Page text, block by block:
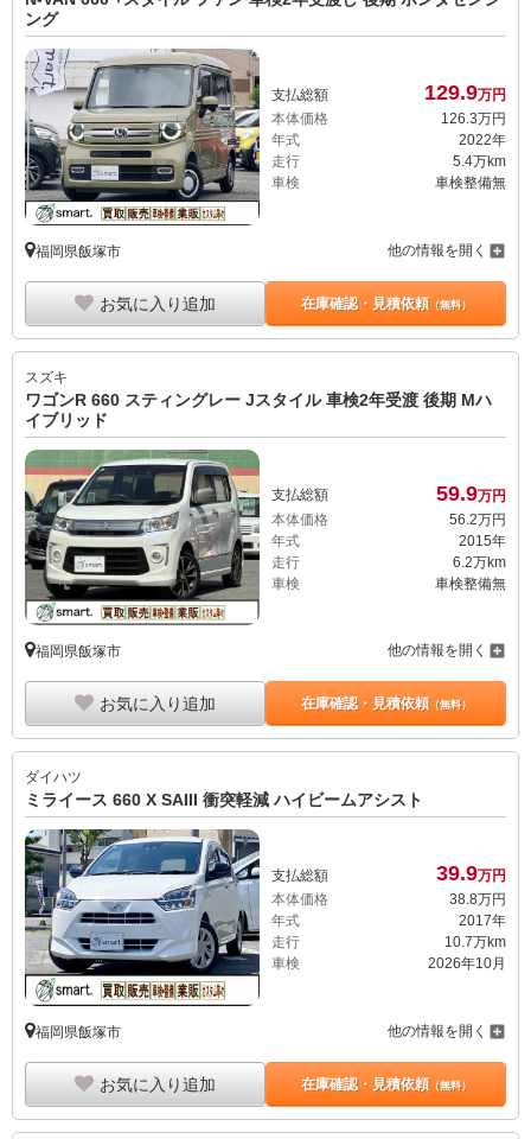
ング
支払総額 129.9万円
本体価格
126.3万円
年式
2022年
走行
5.4万km
車検
車検整備無
福岡県飯塚市 他の情報を開く
お気に入り追加 在庫確認・見積依頼（無料）
スズキ
ワゴンR 660 スティングレー Jスタイル 車検2年受渡 後期 Mハ
イブリッド
支払総額 59.9万円
本体価格
56. 2万円
年式
2015年
走行
6.2万km
車検
車検整備無
福岡県飯塚市 他の情報を開く
お気に入り追加 在庫確認・見積依頼（無料）
ダイハツ
ミライース 660 X SAIII 衝突軽減 ハイビームアシスト
支払総額 39.9万円
本体価格
38.8万円
年式
2017年
走行
10.7万km
車検
2026年10月
福岡県飯塚市 他の情報を開く
お気に入り追加 在庫確認・見積依頼（無料）